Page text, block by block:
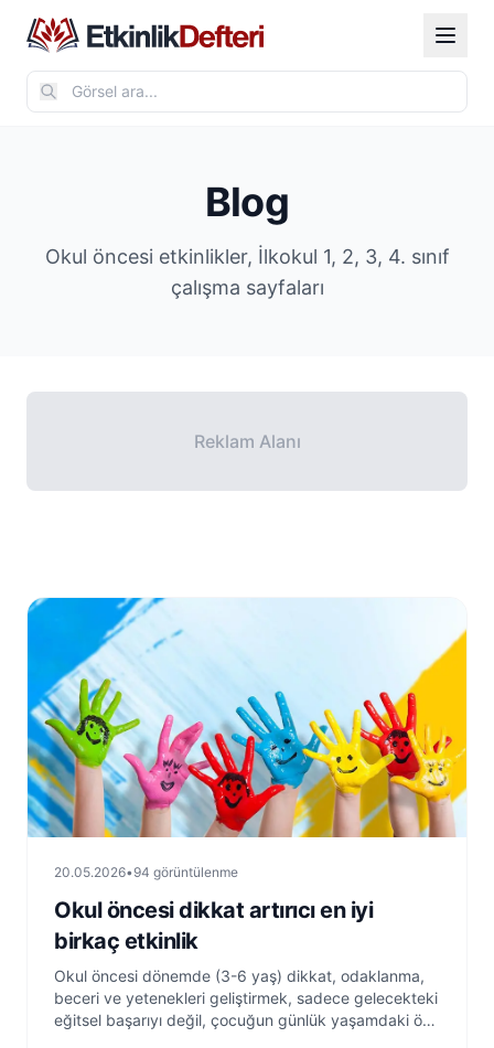
Blog
Okul öncesi etkinlikler, İlkokul 1, 2, 3, 4. sınıf
çalışma sayfaları
Reklam Alanı
20.05.2026•94 görüntülenme
Okul öncesi dikkat artırıcı en iyi
birkaç etkinlik
Okul öncesi dönemde (3-6 yaş) dikkat, odaklanma,
beceri ve yetenekleri geliştirmek, sadece gelecekteki
eğitsel başarıyı değil, çocuğun günlük yaşamdaki öz